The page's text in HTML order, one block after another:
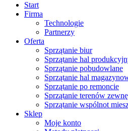
Start
Firma
Technologie
Partnerzy
Oferta
Sprzątanie biur
Sprzątanie hal
Sprzątanie pobudowlane
Sprzątanie hal
Sprzątanie po remoncie
Sprzątanie terenów
Sprzątanie wspólnot
Sklep
Moje konto